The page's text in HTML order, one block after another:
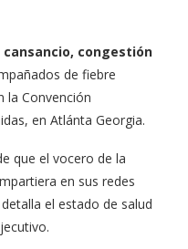
cansancio, congestión
de fiebre
la Convención
en Atlánta Georgia.
que el vocero de la
en sus redes
el estado de salud